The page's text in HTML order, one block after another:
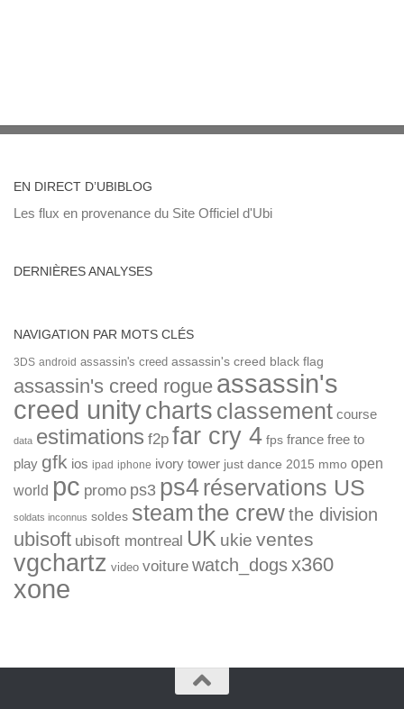
EN DIRECT D’UBIBLOG
Les flux en provenance du Site Officiel d'Ubi
DERNIÈRES ANALYSES
NAVIGATION PAR MOTS CLÉS
3DS android assassin's creed assassin's creed black flag
assassin's creed rogue assassin's
creed unitycharts classement course
data estimations f2p far cry 4 fps france free to
play gfk ios ipad iphone ivory tower just dance 2015 mmo open
world pc promo ps3 ps4réservations US
soldats inconnus soldes steamthe crewthe division
ubisoft ubisoft montreal UK ukie ventes
vgchartz video voiture watch_dogsx360
xone